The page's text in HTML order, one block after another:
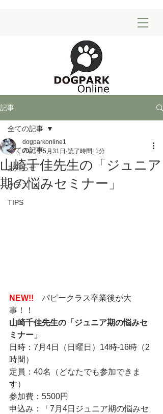
記事
全ての記事
お知らせ
クラス
TIPS
全ての記事
山崎千佳先生の「ジュニア
期の悩みセミナー」
dogparkonline1
2021年5月31日 読了時間: 1分
NEW!! パピークラス卒業後が大
事！！
山崎千佳先生の「ジュニア期の悩みセ
ミナー」
日時：7月4日（日曜日）14時-16時（2
時間）
定員：40名（どなたでも参加できま
す）
参加費：5500円
申込み：「7月4日ジュニア期の悩みセ